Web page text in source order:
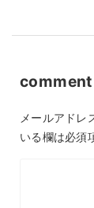
comment
メールアドレ
いる欄は必須